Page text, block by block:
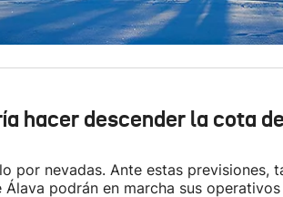
hacer descender la cota de
por nevadas. Ante estas previsiones,
podrán en marcha sus operativos